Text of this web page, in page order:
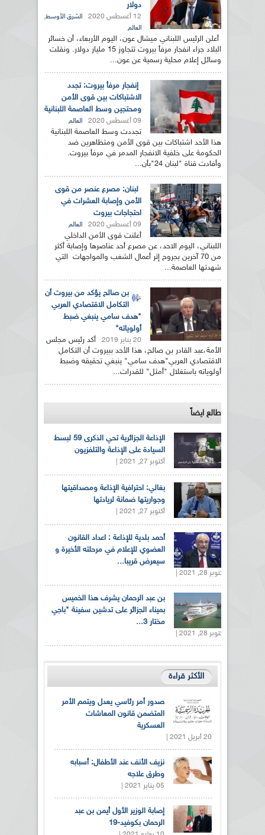
دولار
12 أغسطس 2020 الشرق الأوسط,
العالم
أعلن الرئيس اللبناني ميشال عون، اليوم الأربعاء، أن خسائر
البلاد جراء انفجار مرفأ بيروت تتجاوز 15 مليار دولار. ونقلت
وسائل إعلام محلية رسمية عن عون...
إنفجار مرفأ بيروت: تجدد
الاشتباكات بين قوى الأمن
ومحتجين وسط العاصمة اللبنانية
09 أغسطس 2020 العالم
تجددت وسط العاصمة اللبنانية
هذا الأحد اشتباكات بين قوى الأمن ومتظاهرين ضد
الحكومة على خلفية الانفجار المدمر في مرفأ بيروت.
وأفادت قناة "لبنان 24"بأن...
لبنان: مصرع عنصر من قوى
الأمن وإصابة العشرات في
احتجاجات بيروت
09 أغسطس 2020 العالم
أعلنت قوى الأمن الداخلي
اللبناني، اليوم الاحد، عن مصرع أحد عناصرها وإصابة أكثر
من 70 آخرين بجروح إثر أعمال الشغب والمواجهات التي
شهدتها العاصمة...
بن صالح يؤكد من بيروت أن
التكامل الاقتصادي العربي
"هدف سامي ينبغي ضبط
أولوياته"
20 يناير 2019
أكد رئيس مجلس
الأمة،عبد القادر بن صالح، هذا الأحد ببيروت أن التكامل
الاقتصادي العربي"هدف سامي" ينبغي تحقيقه وضبط
أولوياته باستغلال "أمثل" للقدرات...
طالع ايضاً
الإذاعة الجزائرية تحي الذكرى 59 لبسط
السيادة على الإذاعة والتلفزيون
أكتوبر 27, 2021 |
بغالي: احترافية الإذاعة ومصداقيتها
وجواريتها ضمانة لريادتها
أكتوبر 27, 2021 |
أحمد بلدية للإذاعة : اعداد القانون
العضوي للإعلام في مرحلته الأخيرة و
سيعرض قريبا...
أكتوبر 28, 2021 |
بن عبد الرحمان يشرف هذا الخميس
بميناء الجزائر على تدشين سفينة "باجي
مختار 3...
أكتوبر 28, 2021 |
الأكثر قراءة
صدور أمر رئاسي يعدل ويتمم الأمر
المتضمن قانون المعاشات
العسكرية
20 أبريل 2021 |
نزيف الأنف عند الأطفال: أسبابه
وطرق علاجه
05 يناير 2021 |
إصابة الوزير الأول أيمن بن عبد
الرحمان بكوفيد-19